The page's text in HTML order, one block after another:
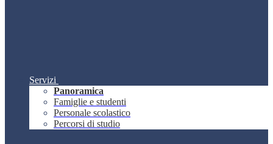
Servizi
Panoramica
Famiglie e studenti
Personale scolastico
Percorsi di studio